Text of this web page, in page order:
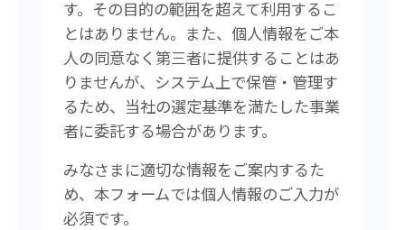
す。その目的の範囲を超えて利用するこ
とはありません。また、個人情報をご本
人の同意なく第三者に提供することはあ
りませんが、システム上で保管・管理す
るため、当社の選定基準を満たした事業
者に委託する場合があります。
みなさまに適切な情報をご案内するた
め、本フォームでは個人情報のご入力が
必須です。